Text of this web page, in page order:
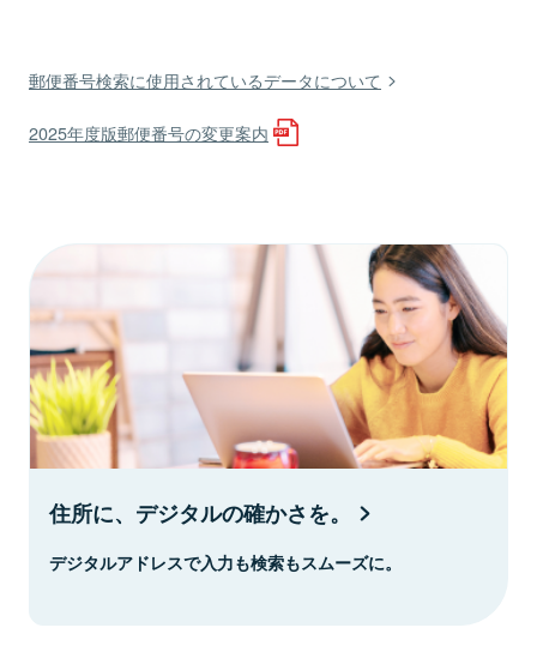
郵便番号検索に使用されているデータについて
2025年度版郵便番号の変更案内
住所に、デジタルの確かさを。
デジタルアドレスで入力も検索もスムーズに。